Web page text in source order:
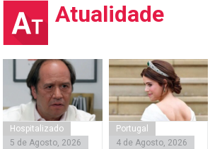
Atualidade
Hospitalizado
5 de Agosto, 2026
Portugal
4 de Agosto, 2026